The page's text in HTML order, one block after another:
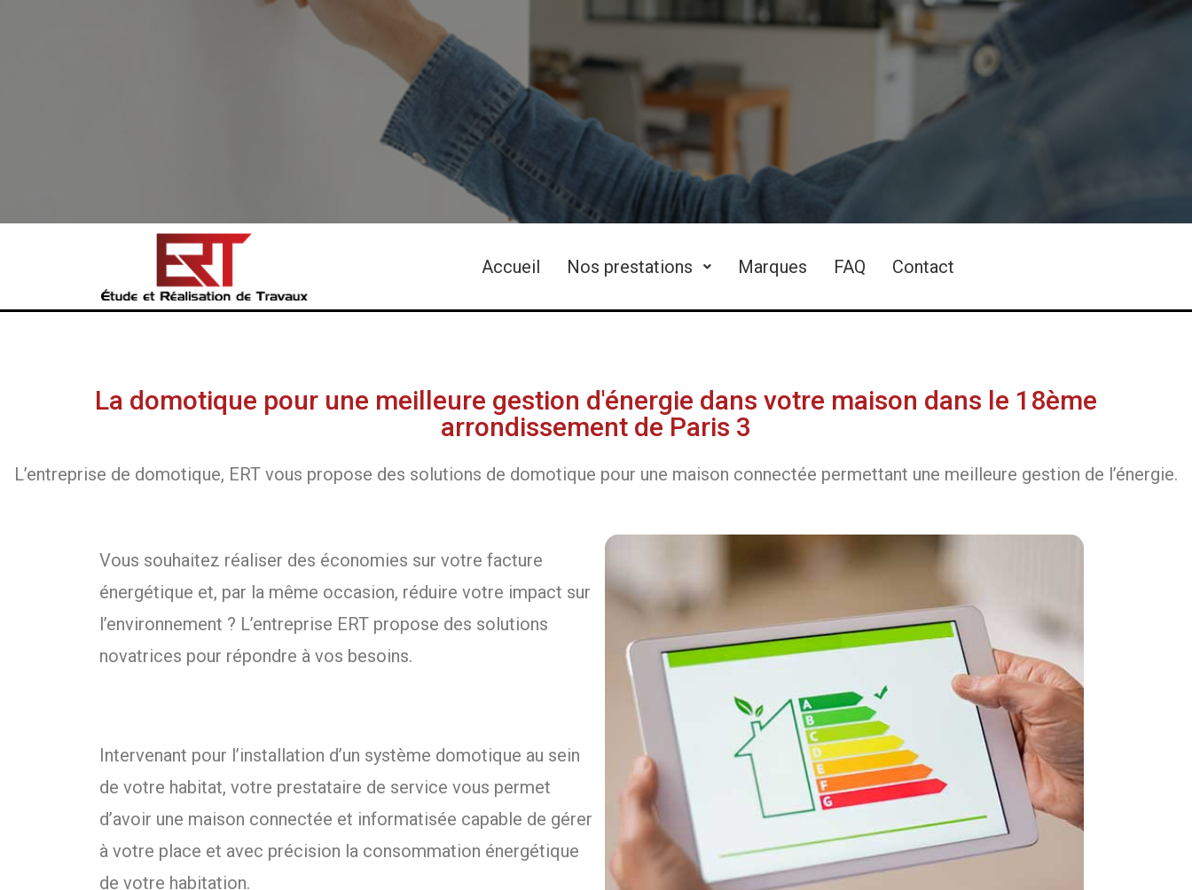
Accueil Nos prestations Marques FAQ Contact
La domotique pour une meilleure gestion d'énergie dans votre maison dans le 18ème
arrondissement de Paris 3
L’entreprise de domotique, ERT vous propose des solutions de domotique pour une maison connectée permettant une meilleure gestion de l’énergie.
Vous souhaitez réaliser des économies sur votre facture
énergétique et, par la même occasion, réduire votre impact sur
l’environnement ? L’entreprise ERT propose des solutions
novatrices pour répondre à vos besoins.
Intervenant pour l’installation d’un système domotique au sein
de votre habitat, votre prestataire de service vous permet
d’avoir une maison connectée et informatisée capable de gérer
à votre place et avec précision la consommation énergétique
de votre habitation.